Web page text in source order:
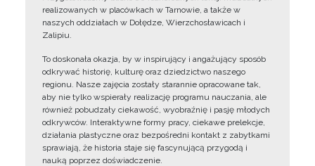
realizowanych w placówkach w Tarnowie, a także w
naszych oddziałach w Dołędze, Wierzchosławicach i
Zalipiu.
To doskonała okazja, by w inspirujący i angażujący sposób
odkrywać historię, kulturę oraz dziedzictwo naszego
regionu. Nasze zajęcia zostały starannie opracowane tak,
aby nie tylko wspierały realizację programu nauczania, ale
również pobudzały ciekawość, wyobraźnię i pasję młodych
odkrywców. Interaktywne formy pracy, ciekawe prelekcje,
działania plastyczne oraz bezpośredni kontakt z zabytkami
sprawiają, że historia staje się fascynującą przygodą i
nauką poprzez doświadczenie.